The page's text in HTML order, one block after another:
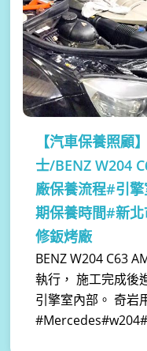
【汽車保養照顧】
士/BENZ W204
廠保養流程#引
期保養時間#新
修鈑烤廠
BENZ W204 C63
執行， 施工完成後
引擎室內部。 奇岩